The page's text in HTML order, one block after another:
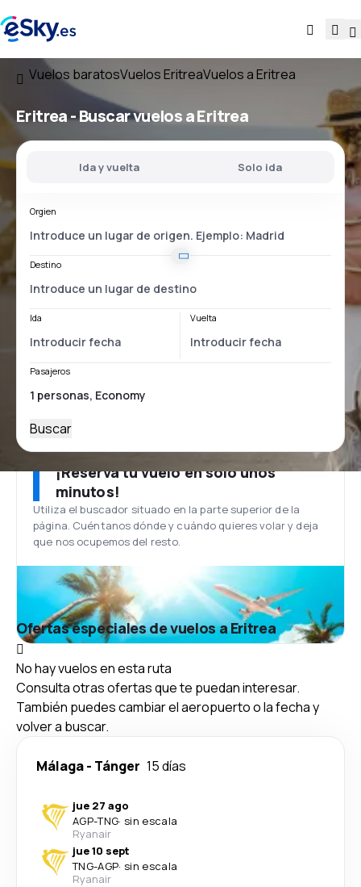
Vuelos baratosVuelos EritreaVuelos a Eritrea
Eritrea - Buscar vuelos a Eritrea
Ida y vuelta Solo ida
Orgien
Destino
Ida Vuelta
Pasajeros
Buscar
¡Reserva tu vuelo en solo unos
minutos!
Utiliza el buscador situado en la parte superior de la
página. Cuéntanos dónde y cuándo quieres volar y deja
que nos ocupemos del resto.
Ofertas especiales de vuelos a Eritrea
No hay vuelos en esta ruta
Consulta otras ofertas que te puedan interesar.
También puedes cambiar el aeropuerto o la fecha y
volver a buscar.
Málaga- Tánger 15 días
jue 27 ago
AGP-TNG· sin escala
Ryanair
jue 10 sept
TNG-AGP· sin escala
Ryanair